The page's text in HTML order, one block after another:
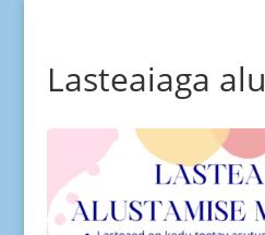
Lasteaiaga